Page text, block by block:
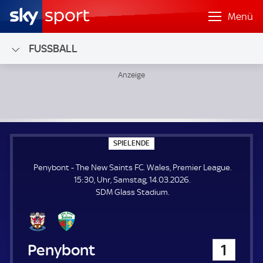
Menü
FUSSBALL
SPIELENDE
P
E
L
E
N
Penybont - The New Saints FC. Wales, Premier League.
15:30, Uhr, Samstag, 14.03.2026.
SDM Glass Stadium.
Penybont 1